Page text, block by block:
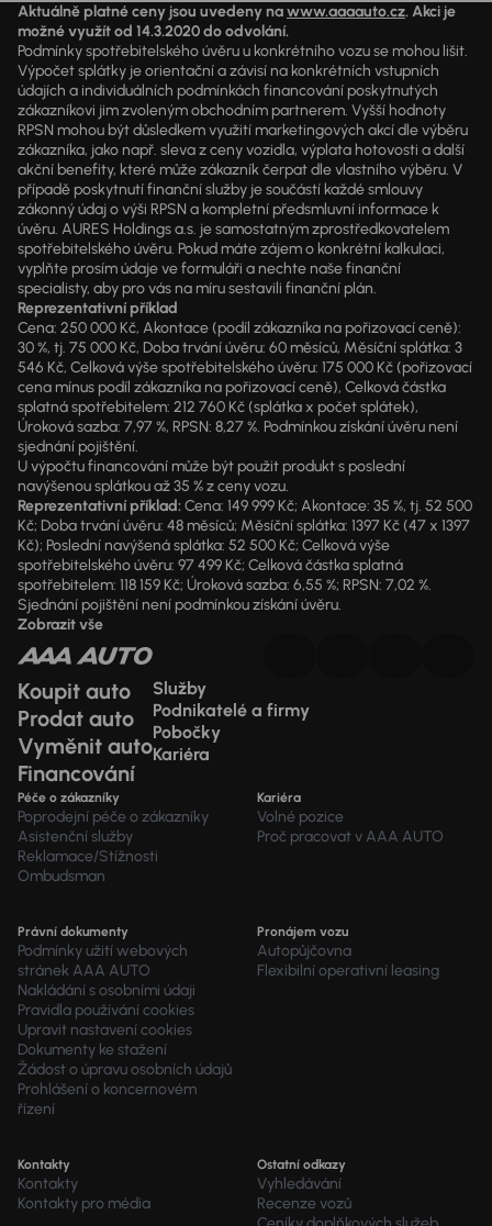
Aktuálně platné ceny jsou uvedeny nawww.aaaauto.cz. Akci je
možné využít od 14.3.2020 do odvolání.
Podmínky spotřebitelského úvěru u konkrétního vozu se mohou lišit.
Výpočet splátky je orientační a závisí na konkrétních vstupních
údajích a individuálních podmínkách financování poskytnutých
zákazníkovi jim zvoleným obchodním partnerem. Vyšší hodnoty
RPSN mohou být důsledkem využití marketingových akcí dle výběru
zákazníka, jako např. sleva z ceny vozidla, výplata hotovosti a další
akční benefity, které může zákazník čerpat dle vlastního výběru. V
případě poskytnutí finanční služby je součástí každé smlouvy
zákonný údaj o výši RPSN a kompletní předsmluvní informace k
úvěru. AURES Holdings a.s. je samostatným zprostředkovatelem
spotřebitelského úvěru. Pokud máte zájem o konkrétní kalkulaci,
vyplňte prosím údaje ve formuláři a nechte naše finanční
specialisty, aby pro vás na míru sestavili finanční plán.
Reprezentativní příklad
Cena: 250 000 Kč, Akontace (podíl zákazníka na pořizovací ceně):
30 %, tj. 75 000 Kč, Doba trvání úvěru: 60 měsíců, Měsíční splátka: 3
546 Kč, Celková výše spotřebitelského úvěru: 175 000 Kč (pořizovací
cena mínus podíl zákazníka na pořizovací ceně), Celková částka
splatná spotřebitelem: 212 760 Kč (splátka x počet splátek),
Úroková sazba: 7,97 %, RPSN: 8,27 %. Podmínkou získání úvěru není
sjednání pojištění.
U výpočtu financování může být použit produkt s poslední
navýšenou splátkou až 35 % z ceny vozu.
Reprezentativní příklad:Cena: 149 999 Kč; Akontace: 35 %, tj. 52 500
Kč; Doba trvání úvěru: 48 měsíců; Měsíční splátka: 1397 Kč (47 x 1397
Kč); Poslední navýšená splátka: 52 500 Kč; Celková výše
spotřebitelského úvěru: 97 499 Kč; Celková částka splatná
spotřebitelem: 118 159 Kč; Úroková sazba: 6,55 %; RPSN: 7,02 %.
Sjednání pojištění není podmínkou získání úvěru.
Zobrazit vše
Koupit auto
Prodat auto
Vyměnit auto
Financování
Služby
Podnikatelé a firmy
Pobočky
Kariéra
Péče o zákazníky
Poprodejní péče o zákazníky
Asistenční služby
Reklamace/Stížnosti
Ombudsman
Kariéra
Volné pozice
Proč pracovat v AAA AUTO
Právní dokumenty
Podmínky užití webových
stránek AAA AUTO
Nakládání s osobními údaji
Pravidla používání cookies
Upravit nastavení cookies
Dokumenty ke stažení
Žádost o úpravu osobních údajů
Prohlášení o koncernovém
řízení
Pronájem vozu
Autopůjčovna
Flexibilní operativní leasing
Kontakty
Kontakty
Kontakty pro média
Ostatní odkazy
Vyhledávání
Recenze vozů